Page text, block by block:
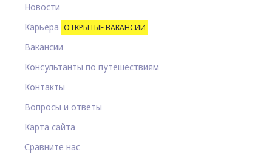
Новости
Карьера ОТКРЫТЫЕ ВАКАНСИИ
Вакансии
Консультанты по путешествиям
Контакты
Вопросы и ответы
Карта сайта
Сравните нас